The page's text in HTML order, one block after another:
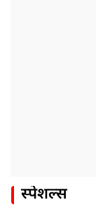
स्पेशल्स